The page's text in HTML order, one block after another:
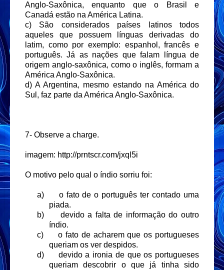
Anglo-Saxônica, enquanto que o Brasil e
Canadá estão na América Latina.
c) São considerados países latinos todos
aqueles que possuem línguas derivadas do
latim, como por exemplo: espanhol, francês e
português. Já as nações que falam língua de
origem anglo-saxônica, como o inglês, formam a
América Anglo-Saxônica.
d) A Argentina, mesmo estando na América do
Sul, faz parte da América Anglo-Saxônica.
7- Observe a charge.
imagem: http://prntscr.com/jxql5i
O motivo pelo qual o índio sorriu foi:
a)
o fato de o português ter contado uma
piada.
b)
devido a falta de informação do outro
índio.
c)
o fato de acharem que os portugueses
queriam os ver despidos.
d)
devido a ironia de que os portugueses
queriam descobrir o que já tinha sido